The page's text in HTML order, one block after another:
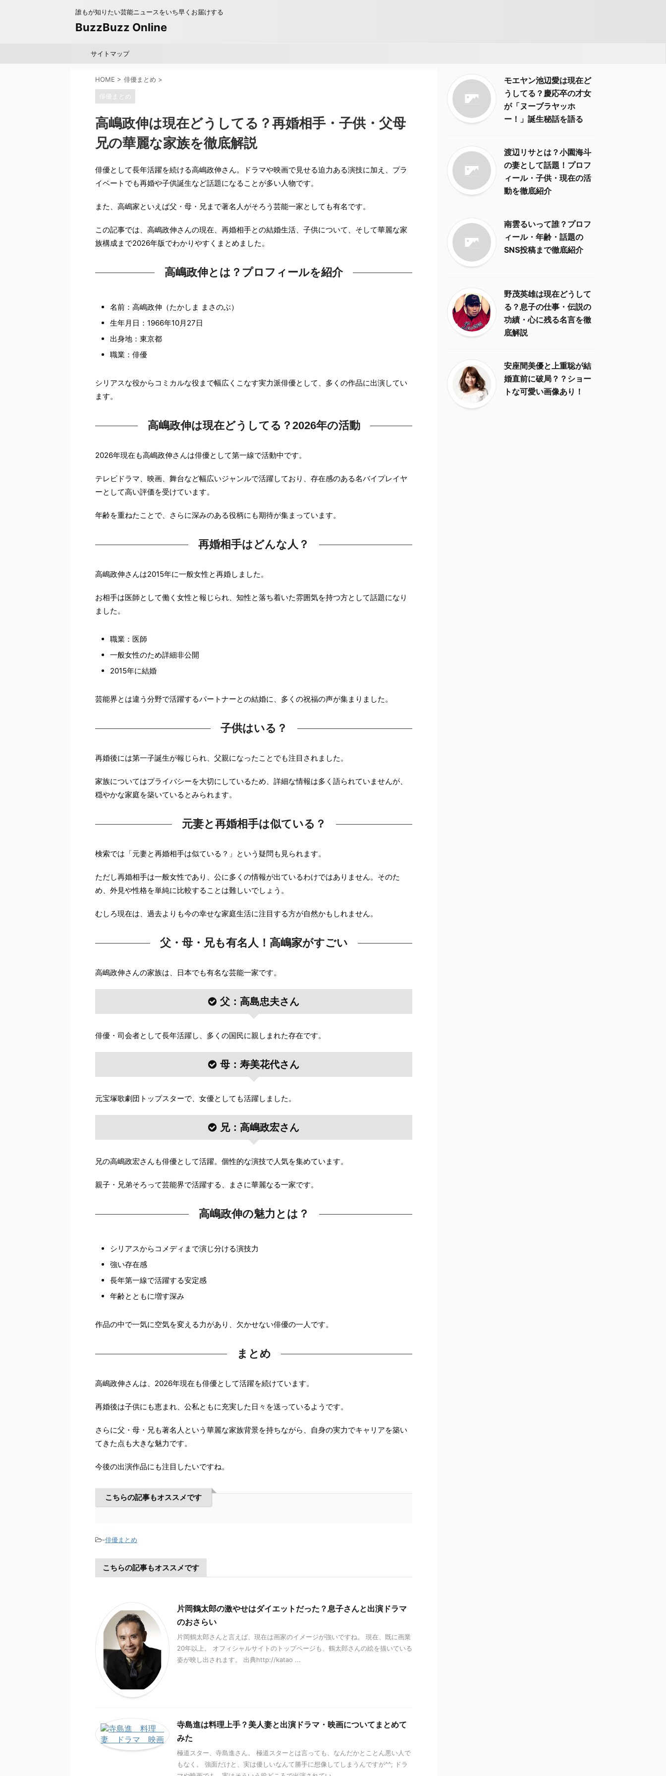
誰もが知りたい芸能ニュースをいち早くお届けする
BuzzBuzz Online
サイトマップ
HOME > 俳優まとめ >
俳優まとめ
高嶋政伸は現在どうしてる？再婚相手・子供・父母
兄の華麗な家族を徹底解説
俳優として長年活躍を続ける高嶋政伸さん。ドラマや映画で見せる迫力ある演技に加え、プラ
イベートでも再婚や子供誕生など話題になることが多い人物です。
また、高嶋家といえば父・母・兄まで著名人がそろう芸能一家としても有名です。
この記事では、高嶋政伸さんの現在、再婚相手との結婚生活、子供について、そして華麗な家
族構成まで2026年版でわかりやすくまとめました。
高嶋政伸とは？プロフィールを紹介
名前：高嶋政伸（たかしま まさのぶ）
生年月日：1966年10月27日
出身地：東京都
職業：俳優
シリアスな役からコミカルな役まで幅広くこなす実力派俳優として、多くの作品に出演してい
ます。
高嶋政伸は現在どうしてる？2026年の活動
2026年現在も高嶋政伸さんは俳優として第一線で活動中です。
テレビドラマ、映画、舞台など幅広いジャンルで活躍しており、存在感のある名バイプレイヤ
ーとして高い評価を受けています。
年齢を重ねたことで、さらに深みのある役柄にも期待が集まっています。
再婚相手はどんな人？
高嶋政伸さんは2015年に一般女性と再婚しました。
お相手は医師として働く女性と報じられ、知性と落ち着いた雰囲気を持つ方として話題になり
ました。
職業：医師
一般女性のため詳細非公開
2015年に結婚
芸能界とは違う分野で活躍するパートナーとの結婚に、多くの祝福の声が集まりました。
子供はいる？
再婚後には第一子誕生が報じられ、父親になったことでも注目されました。
家族についてはプライバシーを大切にしているため、詳細な情報は多く語られていませんが、
穏やかな家庭を築いているとみられます。
元妻と再婚相手は似ている？
検索では「元妻と再婚相手は似ている？」という疑問も見られます。
ただし再婚相手は一般女性であり、公に多くの情報が出ているわけではありません。そのた
め、外見や性格を単純に比較することは難しいでしょう。
むしろ現在は、過去よりも今の幸せな家庭生活に注目する方が自然かもしれません。
父・母・兄も有名人！高嶋家がすごい
高嶋政伸さんの家族は、日本でも有名な芸能一家です。
父：高島忠夫さん
俳優・司会者として長年活躍し、多くの国民に親しまれた存在です。
母：寿美花代さん
元宝塚歌劇団トップスターで、女優としても活躍しました。
兄：高嶋政宏さん
兄の高嶋政宏さんも俳優として活躍。個性的な演技で人気を集めています。
親子・兄弟そろって芸能界で活躍する、まさに華麗なる一家です。
高嶋政伸の魅力とは？
シリアスからコメディまで演じ分ける演技力
強い存在感
長年第一線で活躍する安定感
年齢とともに増す深み
作品の中で一気に空気を変える力があり、欠かせない俳優の一人です。
まとめ
高嶋政伸さんは、2026年現在も俳優として活躍を続けています。
再婚後は子供にも恵まれ、公私ともに充実した日々を送っているようです。
さらに父・母・兄も著名人という華麗な家族背景を持ちながら、自身の実力でキャリアを築い
てきた点も大きな魅力です。
今後の出演作品にも注目したいですね。
こちらの記事もオススメです
-俳優まとめ
こちらの記事もオススメです
片岡鶴太郎の激やせはダイエットだった？息子さんと出演ドラマ
のおさらい
片岡鶴太郎さんと言えば、現在は画家のイメージが強いですね。 現在、既に画業
20年以上。 オフィシャルサイトのトップページも、鶴太郎さんの絵を描いている
姿が映し出されます。 出典http://katao ...
寺島進は料理上手？美人妻と出演ドラマ・映画についてまとめて
みた
極道スター、寺島進さん。 極道スターとは言っても、なんだかとことん悪い人で
もなく。 強面だけと、実は優しいなんて勝手に想像してしまうんですが^^; ドラ
モエヤン池辺愛は現在ど
うしてる？慶応卒の才女
が「ヌーブラヤッホ
ー！」誕生秘話を語る
渡辺リサとは？小園海斗
の妻として話題！プロフ
ィール・子供・現在の活
動を徹底紹介
南雲るいって誰？プロフ
ィール・年齢・話題の
SNS投稿まで徹底紹介
野茂英雄は現在どうして
る？息子の仕事・伝説の
功績・心に残る名言を徹
底解説
安座間美優と上重聡が結
婚直前に破局？？ショー
トな可愛い画像あり！